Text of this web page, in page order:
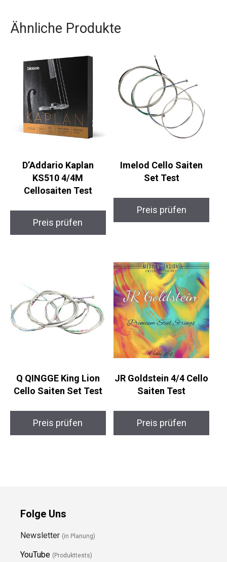
Ähnliche Produkte
D’Addario Kaplan
KS510 4/4M
Cellosaiten Test
Preis prüfen
Imelod Cello Saiten
Set Test
Preis prüfen
Q QINGGE King Lion
Cello Saiten Set Test
Preis prüfen
JR Goldstein 4/4 Cello
Saiten Test
Preis prüfen
Folge Uns
Newsletter (in Planung)
YouTube (Produkttests)